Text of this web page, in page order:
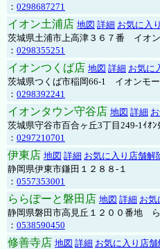
： 0298687271
イオン土浦店 地図 詳細 お気に入
茨城県土浦市上高津３６７番 イオ
： 0298355251
イオンつくば店 地図 詳細 お気に
茨城県つくば市稲岡66-1 イオンモ
： 0298392241
イオンタウン守谷店 地図 詳細
茨城県守谷市百合ヶ丘3丁目249-1ｲｵﾝ
： 0297210701
伊東店 地図 詳細 お気に入り店舗解
静岡県伊東市鎌田１２８８-１
： 0557353001
ららぽーと磐田店 地図 詳細 お気
静岡県磐田市高見丘１２００番地
： 0538590450
修善寺店 地図 詳細 お気に入り店舗